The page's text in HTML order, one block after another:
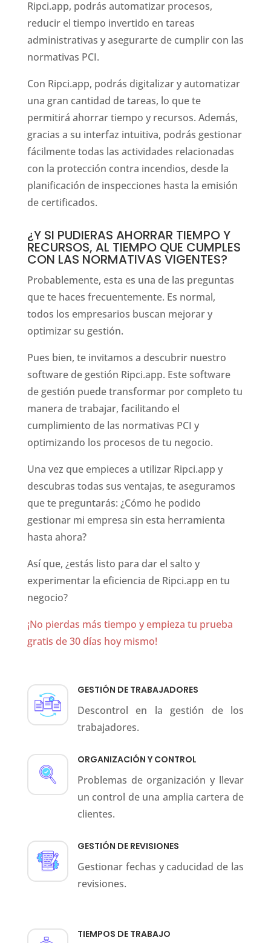
Ripci.app, podrás automatizar procesos,
reducir el tiempo invertido en tareas
administrativas y asegurarte de cumplir con las
normativas PCI.
Con Ripci.app, podrás digitalizar y automatizar
una gran cantidad de tareas, lo que te
permitirá ahorrar tiempo y recursos. Además,
gracias a su interfaz intuitiva, podrás gestionar
fácilmente todas las actividades relacionadas
con la protección contra incendios, desde la
planificación de inspecciones hasta la emisión
de certificados.
¿Y SI PUDIERAS AHORRAR TIEMPO Y
RECURSOS, AL TIEMPO QUE CUMPLES
CON LAS NORMATIVAS VIGENTES?
Probablemente, esta es una de las preguntas
que te haces frecuentemente. Es normal,
todos los empresarios buscan mejorar y
optimizar su gestión.
Pues bien, te invitamos a descubrir nuestro
software de gestión Ripci.app. Este software
de gestión puede transformar por completo tu
manera de trabajar, facilitando el
cumplimiento de las normativas PCI y
optimizando los procesos de tu negocio.
Una vez que empieces a utilizar Ripci.app y
descubras todas sus ventajas, te aseguramos
que te preguntarás: ¿Cómo he podido
gestionar mi empresa sin esta herramienta
hasta ahora?
Así que, ¿estás listo para dar el salto y
experimentar la eficiencia de Ripci.app en tu
negocio?
¡No pierdas más tiempo y empieza tu prueba
gratis de 30 días hoy mismo!
GESTIÓN DE TRABAJADORES
Descontrol en la gestión de los
trabajadores.
ORGANIZACIÓN Y CONTROL
Problemas de organización y llevar
un control de una amplia cartera de
clientes.
GESTIÓN DE REVISIONES
Gestionar fechas y caducidad de las
revisiones.
TIEMPOS DE TRABAJO